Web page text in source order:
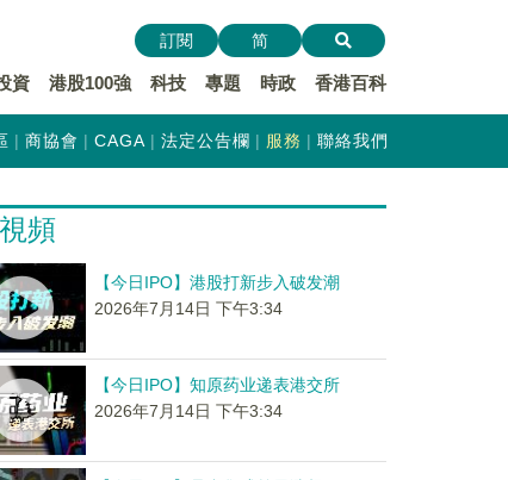
資 港股100強 科技 專題 時政 香港百科
訂閱 简
商協會 CAGA 法定公告欄 服務 聯絡我們
視頻
【今日IPO】港股打新步入破发潮
2026年7月14日 下午3:34
【今日IPO】知原药业递表港交所
2026年7月14日 下午3:34